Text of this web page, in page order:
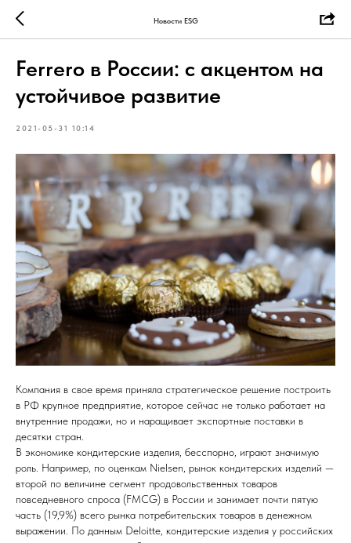
Новости ESG
Ferrero в России: с акцентом на
устойчивое развитие
2021-05-31 10:14
Компания в свое время приняла стратегическое решение построить
в РФ крупное предприятие, которое сейчас не только работает на
внутренние продажи, но и наращивает экспортные поставки в
десятки стран.
В экономике кондитерские изделия, бесспорно, играют значимую
роль. Например, по оценкам Nielsen, рынок кондитерских изделий —
второй по величине сегмент продовольственных товаров
повседневного спроса (FMCG) в России и занимает почти пятую
часть (19,9%) всего рынка потребительских товаров в денежном
выражении. По данным Deloitte, кондитерские изделия у российских